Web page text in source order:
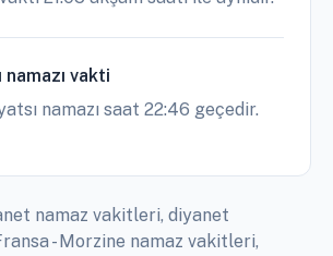
namazı vakti
namazı saat 22:46 geçedir.
namaz vakitleri, diyanet
- Morzine namaz vakitleri,